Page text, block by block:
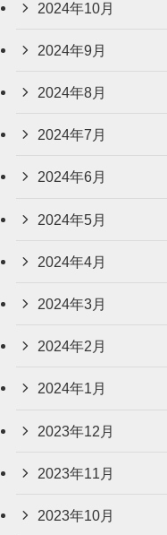
2024年10月
2024年9月
2024年8月
2024年7月
2024年6月
2024年5月
2024年4月
2024年3月
2024年2月
2024年1月
2023年12月
2023年11月
2023年10月